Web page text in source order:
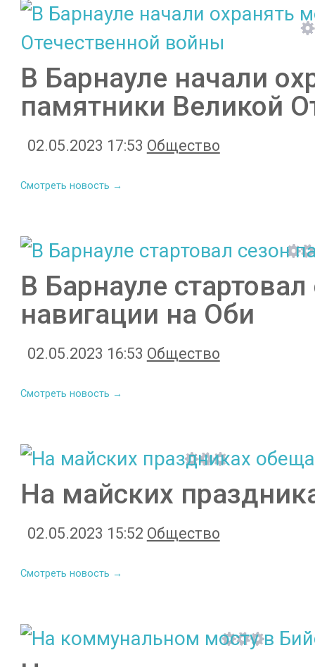
В Барнауле начали
памятники Великой
02.05.2023 17:53 Общество
Смотреть новость →
В Барнауле
навигации на Оби
02.05.2023 16:53 Общество
Смотреть новость →
На майских
02.05.2023 15:52 Общество
Смотреть новость →